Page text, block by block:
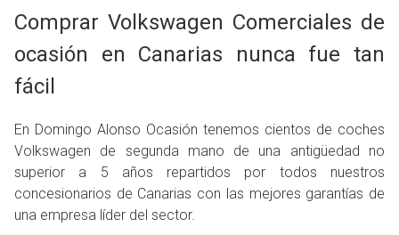
Comprar Volkswagen Comerciales de
ocasión en Canarias nunca fue tan
fácil
En Domingo Alonso Ocasión tenemos cientos de coches
Volkswagen de segunda mano de una antigüedad no
superior a 5 años repartidos por todos nuestros
concesionarios de Canarias con las mejores garantías de
una empresa líder del sector.